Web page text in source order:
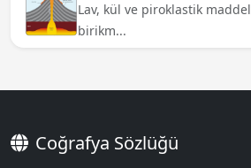
Lav, kül ve piroklastik
birikm...
Coğrafya Sözlüğü